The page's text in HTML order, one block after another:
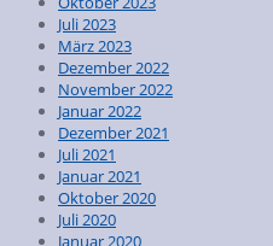
Juli 2023
März 2023
Dezember 2022
November 2022
Januar 2022
Dezember 2021
Juli 2021
Januar 2021
Oktober 2020
Juli 2020
Januar 2020